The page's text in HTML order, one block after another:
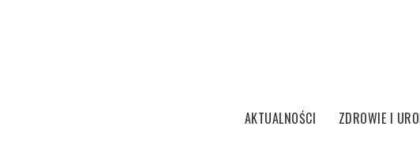
AKTUALNOŚCI ZDROWIE I